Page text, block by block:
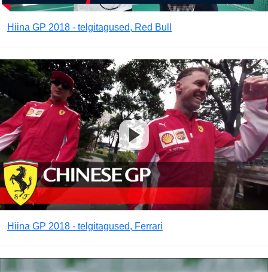
Hiina GP 2018 - telgitagused, Red Bull
Hiina GP 2018 - telgitagused, Ferrari